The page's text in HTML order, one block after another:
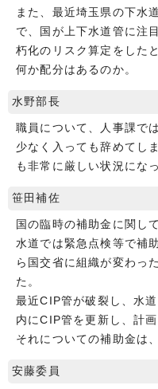
また、最近埼玉県の下水
で、国が上下水道管に注
朽化のリスク算定をした
何か配分はあるのか。
水野部長
職員について、人事課で
少なく入っても辞めてし
も非常に厳しい状況にな
笹田補佐
国の臨時の補助金に関し
水道では緊急点検等で補
ら国交省に組織が変わっ
た。
最近CIP管が破裂し、水
内にCIP管を更新し、計
それについての補助金は
安藤委員